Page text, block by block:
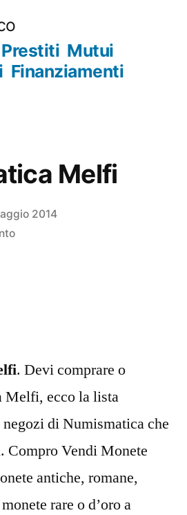
Prestiti Mutui
Finanziamenti
Melfi
2014
su
. Devi comprare o
Melfi, ecco la lista
di Numismatica che
Compro Vendi Monete
antiche, romane,
rare o d’oro a